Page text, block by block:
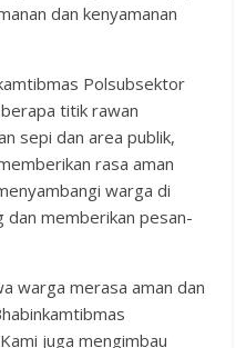
dan kenyamanan
Polsubsektor
titik rawan
sepi dan area publik,
rasa aman
warga di
dan memberikan pesan-
warga merasa aman dan
juga mengimbau